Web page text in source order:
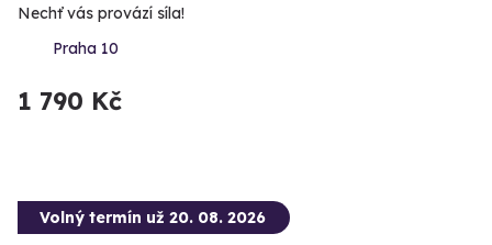
Nechť vás provází síla!
Praha 10
1 790 Kč
Volný termín už 20. 08. 2026